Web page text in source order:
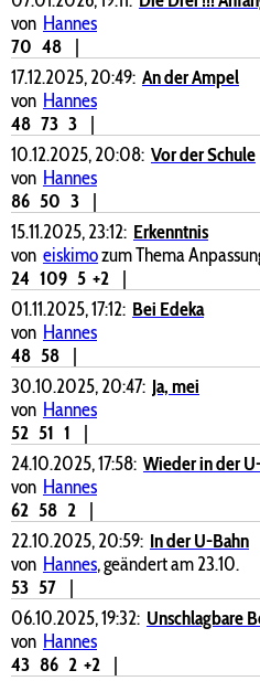
von Hannes
70 48
|
17.12.2025, 20:49: An der Ampel
von Hannes
48 73 3
|
10.12.2025, 20:08: Vor der Schule
von Hannes
86 50 3
|
15.11.2025, 23:12: Erkenntnis
von eiskimozum Thema
24 109 5 +2
|
01.11.2025, 17:12: Bei Edeka
von Hannes
48 58
|
30.10.2025, 20:47: Ja, mei
von Hannes
52 51 1
|
24.10.2025, 17:58: Wieder in der
von Hannes
62 58 2
|
22.10.2025, 20:59: In der U-Bahn
von Hannes, geändert am 23.10.
53 57
|
06.10.2025, 19:32: Unschlagbare
von Hannes
43 86 2 +2
|